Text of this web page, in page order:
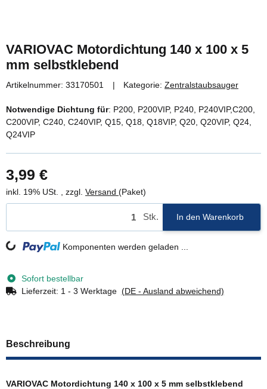
VARIOVAC Motordichtung 140 x 100 x 5
mm selbstklebend
Artikelnummer: 33170501 Kategorie: Zentralstaubsauger
Notwendige Dichtung für: P200, P200VIP, P240, P240VIP,C200,
C200VIP, C240, C240VIP, Q15, Q18, Q18VIP, Q20, Q20VIP, Q24,
Q24VIP
3,99 €
inkl. 19% USt. , zzgl. Versand (Paket)
Stk. In den Warenkorb
Loading... Komponenten werden geladen ...
Sofort bestellbar
Lieferzeit: 1 - 3 Werktage (DE - Ausland abweichend)
Beschreibung
VARIOVAC Motordichtung 140 x 100 x 5 mm selbstklebend